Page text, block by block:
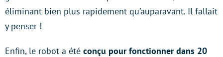
éliminant bien plus rapidement qu’auparavant. Il fallait
y penser !
Enfin, le robot a été conçu pour fonctionner dans 20